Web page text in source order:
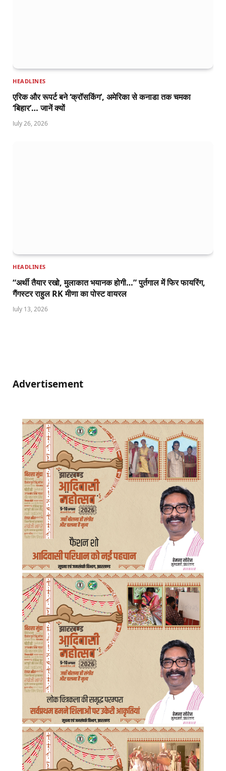
HEADLINES
एरिक और रूपर्ट बने ‘क्रॉसकिंग’, अमेरिका से कनाडा तक चमका
‘बिहार’… जानें क्यों
July 26, 2026
HEADLINES
“अर्थी तैयार रखो, मुलाकात भयानक होगी…” पुर्तगाल में फिर फायरिंग,
गैंगस्टर राहुल RK मीणा का पोस्ट वायरल
July 13, 2026
Advertisement